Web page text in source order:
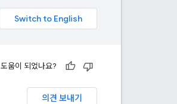
도움이 되었나요?
의견 보내기